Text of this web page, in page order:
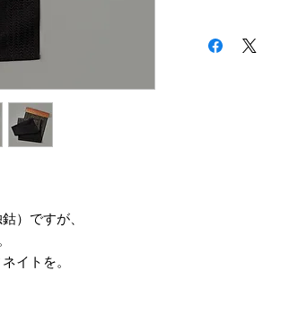
）ですが、
イトを。